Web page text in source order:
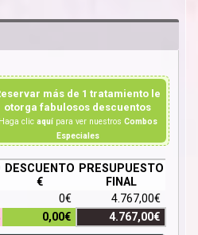
más de 1 tratamiento le
otorga fabulosos descuentos
Haga clic aquípara ver nuestros Combos
Especiales
DESCUENTO
€
PRESUPUESTO
FINAL
0€
4.767,00€
0,00€ 4.767,00€